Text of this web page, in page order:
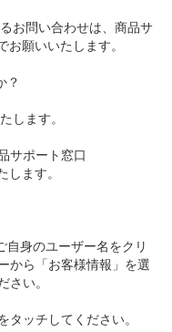
お問い合わせは、商品サ
お願いいたします。
？
します。
サポート窓口
します。
自身のユーザー名をクリ
から「お客様情報」を選
い。
ッチしてください。